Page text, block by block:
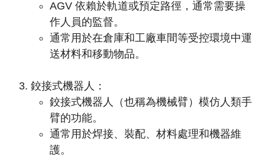
AGV 依賴於軌道或預定路徑，通常需要操
作人員的監督。
通常用於在倉庫和工廠車間等受控環境中運
送材料和移動物品。
鉸接式機器人：
鉸接式機器人（也稱為機械臂）模仿人類手
臂的功能。
通常用於焊接、裝配、材料處理和機器維
護。